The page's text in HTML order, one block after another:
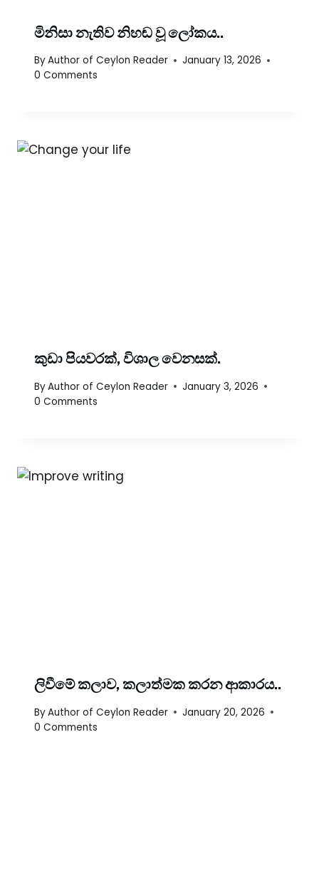
මිනිසා නැතිව නිහඬ වූ ලෝකය..
ByAuthor of Ceylon Reader
January 13, 2026
0 Comments
කුඩා පියවරක්, විශාල වෙනසක්.
ByAuthor of Ceylon Reader
January 3, 2026
0 Comments
ලිවීමේ කලාව, කලාත්මක කරන ආකාරය..
ByAuthor of Ceylon Reader
January 20, 2026
0 Comments